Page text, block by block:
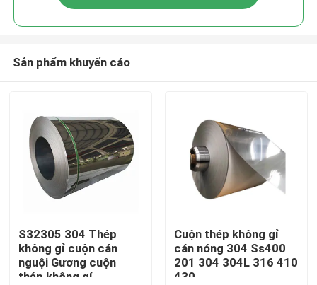
Sản phẩm khuyến cáo
S32305 304 Thép
không gỉ cuộn cán
nguội Gương cuộn
thép không gỉ
Cuộn thép không gỉ
cán nóng 304 Ss400
201 304 304L 316 410
430